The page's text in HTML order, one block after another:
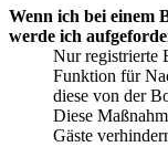
Wenn ich bei einem
werde ich
Nur registrierte
Funktion für
diese von der
Diese
Gäste